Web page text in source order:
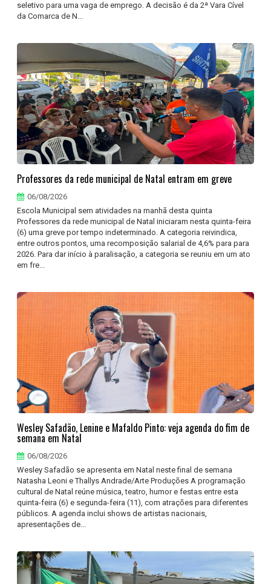
seletivo para uma vaga de emprego. A decisão é da 2ª Vara Cível
da Comarca de N...
Professores da rede municipal de Natal entram em greve
06/08/2026
Escola Municipal sem atividades na manhã desta quinta
Professores da rede municipal de Natal iniciaram nesta quinta-feira
(6) uma greve por tempo indeterminado. A categoria reivindica,
entre outros pontos, uma recomposição salarial de 4,6% para para
2026. Para dar início à paralisação, a categoria se reuniu em um ato
em fre...
Wesley Safadão, Lenine e Mafaldo Pinto: veja agenda do fim de
semana em Natal
06/08/2026
Wesley Safadão se apresenta em Natal neste final de semana
Natasha Leoni e Thallys Andrade/Arte Produções A programação
cultural de Natal reúne música, teatro, humor e festas entre esta
quinta-feira (6) e segunda-feira (11), com atrações para diferentes
públicos. A agenda inclui shows de artistas nacionais,
apresentações de...